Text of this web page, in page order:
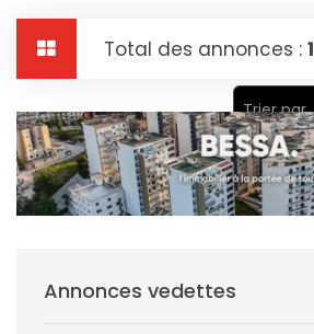
Total des annonces : 1
Trier par
Annonces vedettes